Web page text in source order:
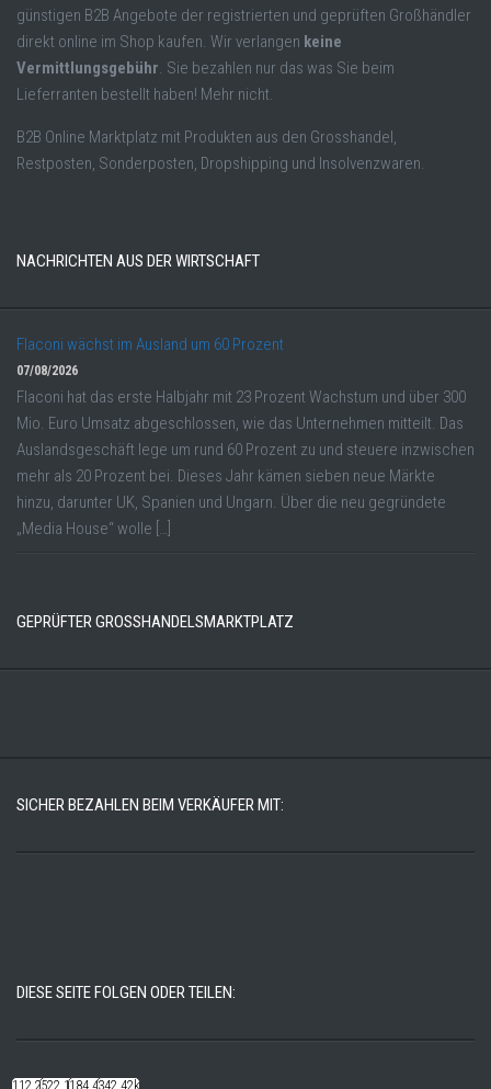
günstigen B2B Angebote der registrierten und geprüften Großhändler
direkt online im Shop kaufen. Wir verlangen keine
Vermittlungsgebühr. Sie bezahlen nur das was Sie beim
Lieferranten bestellt haben! Mehr nicht.
B2B Online Marktplatz mit Produkten aus den Grosshandel,
Restposten, Sonderposten, Dropshipping und Insolvenzwaren.
NACHRICHTEN AUS DER WIRTSCHAFT
Flaconi wächst im Ausland um 60 Prozent
07/08/2026
Flaconi hat das erste Halbjahr mit 23 Prozent Wachstum und über 300
Mio. Euro Umsatz abgeschlossen, wie das Unternehmen mitteilt. Das
Auslandsgeschäft lege um rund 60 Prozent zu und steuere inzwischen
mehr als 20 Prozent bei. Dieses Jahr kämen sieben neue Märkte
hinzu, darunter UK, Spanien und Ungarn. Über die neu gegründete
„Media House“ wolle […]
GEPRÜFTER GROSSHANDELSMARKTPLATZ
SICHER BEZAHLEN BEIM VERKÄUFER MIT:
DIESE SEITE FOLGEN ODER TEILEN:
112.22k522.14k184.48k342.42k